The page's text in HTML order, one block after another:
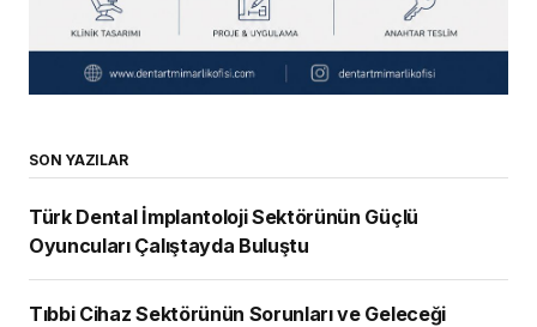
SON YAZILAR
Türk Dental İmplantoloji Sektörünün Güçlü
Oyuncuları Çalıştayda Buluştu
Tıbbi Cihaz Sektörünün Sorunları ve Geleceği